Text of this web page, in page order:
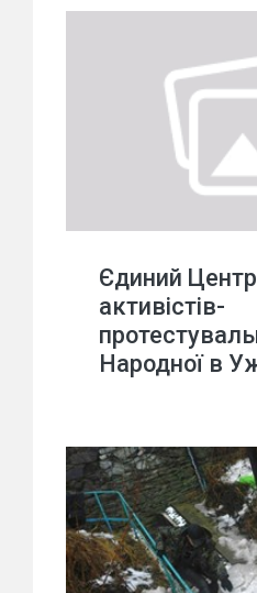
Єдиний
активістів-
Народної в